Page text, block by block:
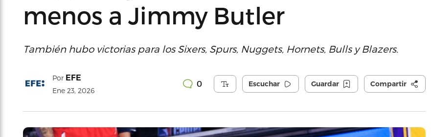
menos a Jimmy Butler
También hubo victorias para los Sixers, Spurs, Nuggets, Hornets, Bulls y Blazers.
Por EFE
Ene 23, 2026
0 Escuchar Guardar Compartir